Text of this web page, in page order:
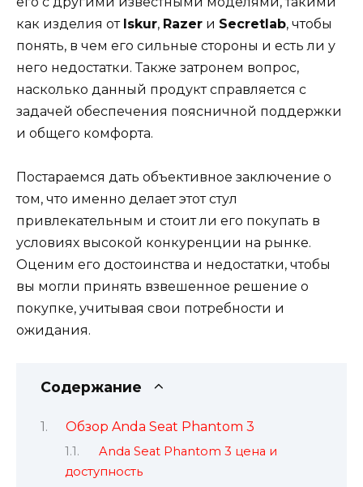
как изделия от Iskur, Razer и Secretlab, чтобы
понять, в чем его сильные стороны и есть ли у
него недостатки. Также затронем вопрос,
насколько данный продукт справляется с
задачей обеспечения поясничной поддержки
и общего комфорта.
Постараемся дать объективное заключение о
том, что именно делает этот стул
привлекательным и стоит ли его покупать в
условиях высокой конкуренции на рынке.
Оценим его достоинства и недостатки, чтобы
вы могли принять взвешенное решение о
покупке, учитывая свои потребности и
ожидания.
Содержание
Обзор Anda Seat Phantom 3
Anda Seat Phantom 3 цена и
доступность